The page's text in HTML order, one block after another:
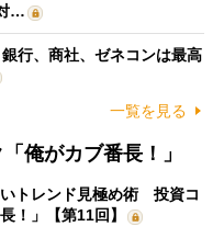
…
行、商社、ゼネコンは最高
一覧を見る
俺がカブ番長！」
いトレンド見極め術 投資コ
！」【第11回】